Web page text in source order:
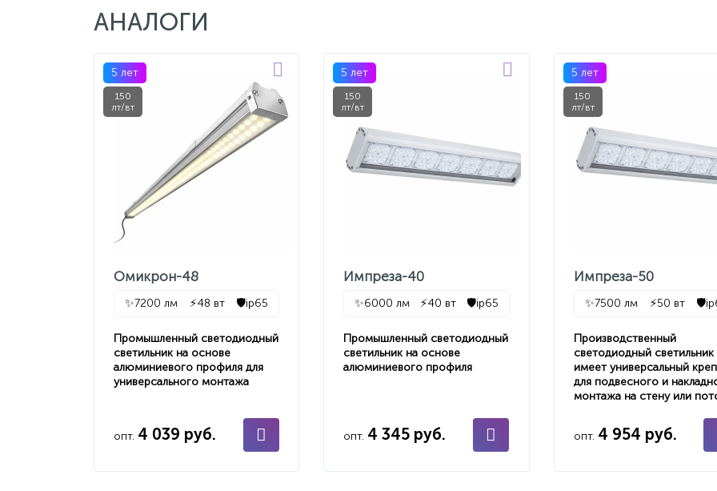
АНАЛОГИ
5 лет
150
лт/вт
Омикрон-48
✨7200 лм ⚡48 вт 🛡️ip65
Промышленный светодиодный
светильник на основе
алюминиевого профиля для
универсального монтажа
опт. 4 039 руб.
5 лет
150
лт/вт
Импреза-40
✨6000 лм ⚡40 вт 🛡️ip65
Промышленный светодиодный
светильник на основе
алюминиевого профиля
опт. 4 345 руб.
5 лет
150
лт/вт
Импреза-50
✨7500 лм ⚡50 вт 🛡️
Производственный
светодиодный светильник
имеет универсальный
для подвесного и
монтажа на стену или
опт. 4 954 руб.